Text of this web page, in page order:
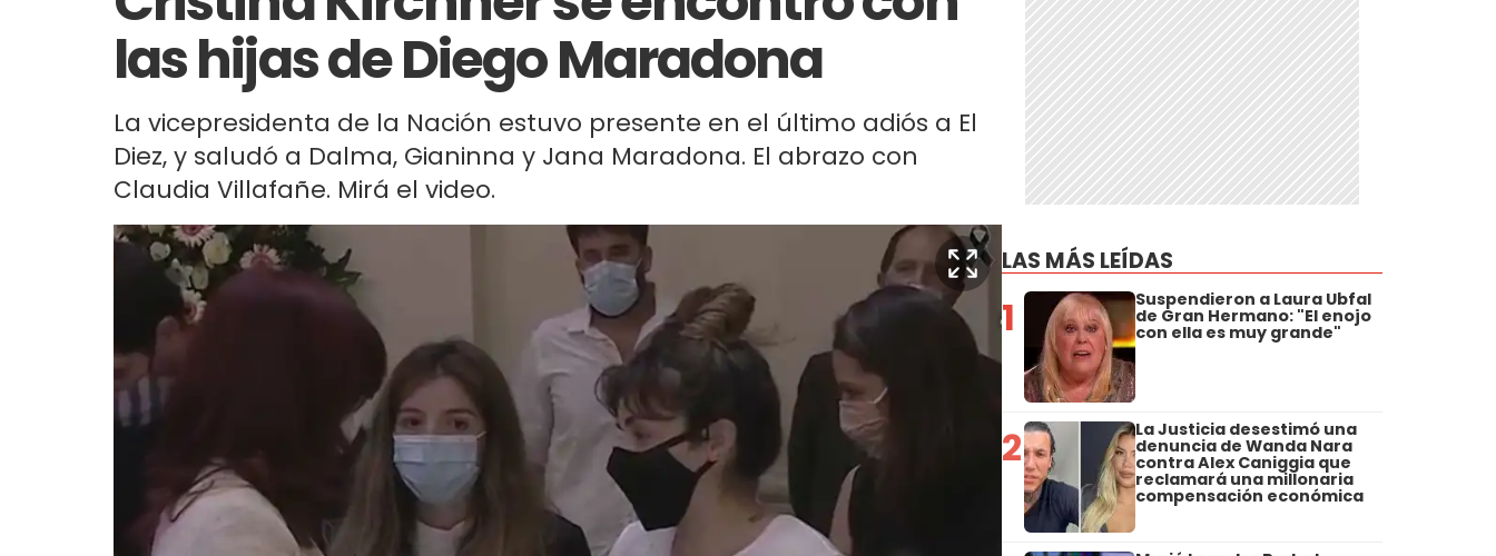
las hijas de Diego Maradona
La vicepresidenta de la Nación estuvo presente en el último adiós a El
Diez, y saludó a Dalma, Gianinna y Jana Maradona. El abrazo con
Claudia Villafañe. Mirá el video.
LAS MÁS LEÍDAS
1 Suspendieron a Laura Ubfal
de Gran Hermano: "El enojo
con ella es muy grande"
2 La Justicia desestimó una
denuncia de Wanda Nara
contra Alex Caniggia que
reclamará una millonaria
compensación económica